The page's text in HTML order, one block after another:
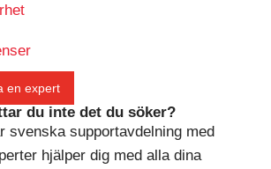
en expert
du inte det du söker?
svenska supportavdelning med
hjälper dig med alla dina